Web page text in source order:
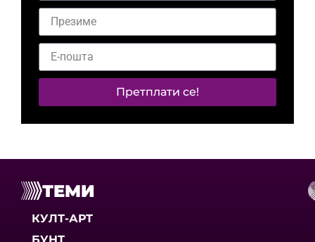
Претплати се!
ТЕМИ
КУЛТ-АРТ
БУНТ